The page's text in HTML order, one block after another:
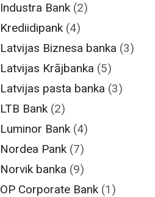
Industra Bank (2)
Krediidipank (4)
Latvijas Biznesa banka (3)
Latvijas Krājbanka (5)
Latvijas pasta banka (3)
LTB Bank (2)
Luminor Bank (4)
Nordea Pank (7)
Norvik banka (9)
OP Corporate Bank (1)